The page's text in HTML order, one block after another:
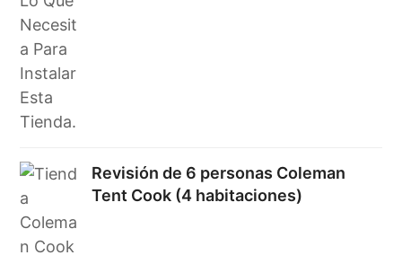
Revisión de 6 personas Coleman
Tent Cook (4 habitaciones)